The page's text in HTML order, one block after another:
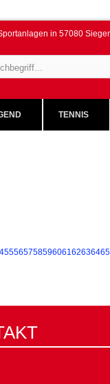
in 57080
TENNIS
5556575859606162636465